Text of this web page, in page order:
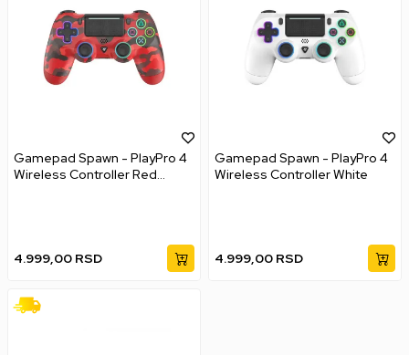
Gamepad Spawn - PlayPro 4
Wireless Controller Red
4.999,00 RSD
Gamepad Spawn - PlayPro 4
Wireless Controller White
4.999,00 RSD